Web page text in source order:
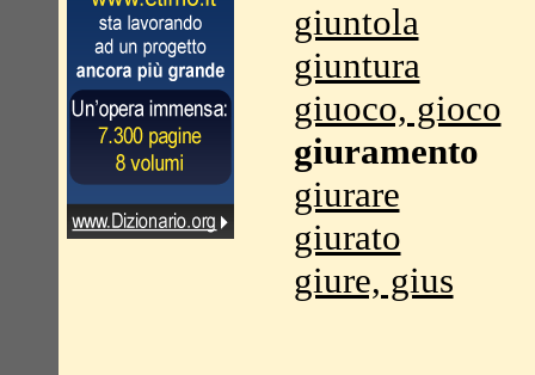
giuntola
giuntura
giuoco, gioco
giuramento
giurare
giurato
giure, gius